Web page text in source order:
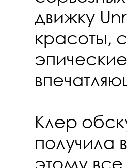
движку
красоты,
Клер
получила
этому